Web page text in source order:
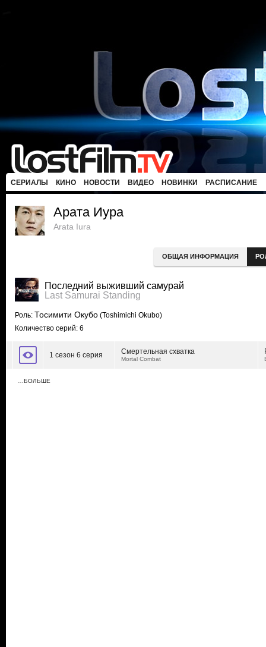
СЕРИАЛЫ КИНО НОВОСТИ ВИДЕО НОВИНКИ РАСПИСАНИЕ
Арата Иура
Arata Iura
ОБЩАЯ ИНФОРМАЦИЯ
Последний выживший самурай
Last Samurai Standing
Роль: Тосимити Окубо (Toshimichi Okubo)
Количество серий: 6
1 сезон 6 серия Смертельная схватка
Mortal Combat
…БОЛЬШЕ